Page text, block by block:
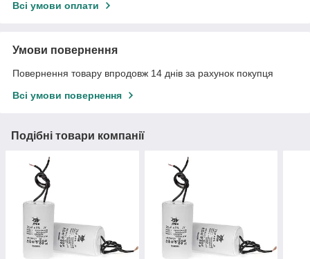
Всі умови оплати
Умови повернення
Повернення товару впродовж 14 днів за рахунок покупця
Всі умови повернення
Подібні товари компанії